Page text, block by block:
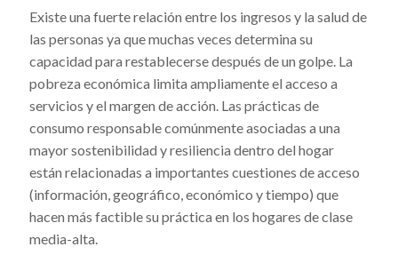
Existe una fuerte relación entre los ingresos y la salud de
las personas ya que muchas veces determina su
capacidad para restablecerse después de un golpe. La
pobreza económica limita ampliamente el acceso a
servicios y el margen de acción. Las prácticas de
consumo responsable comúnmente asociadas a una
mayor sostenibilidad y resiliencia dentro del hogar
están relacionadas a importantes cuestiones de acceso
(información, geográfico, económico y tiempo) que
hacen más factible su práctica en los hogares de clase
media-alta.